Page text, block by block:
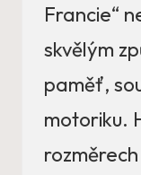
Francie“
skvělým
paměť,
motoriku.